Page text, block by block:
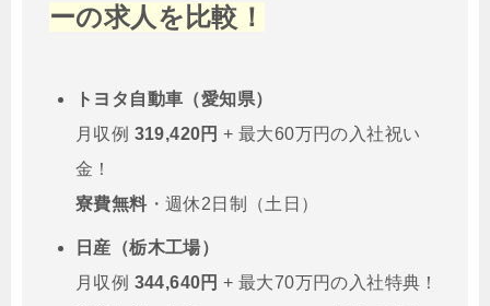
ーの求人を比較！
トヨタ自動車（愛知県）
月収例 319,420円 + 最大60万円の入社祝い
金！
寮費無料 ・週休2日制（土日）
日産（栃木工場）
月収例 344,640円 + 最大70万円の入社特典！